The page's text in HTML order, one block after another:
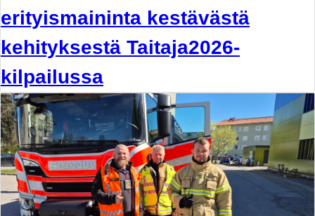
erityismaininta kestävästä
kehityksestä Taitaja2026-
kilpailussa